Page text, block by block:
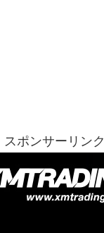
スポンサーリンク